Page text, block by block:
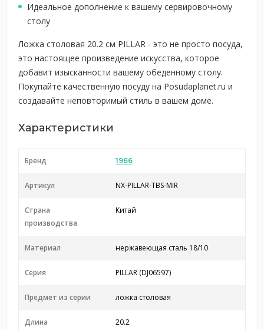
Идеальное дополнение к вашему сервировочному
столу
Ложка столовая 20.2 см PILLAR - это не просто посуда,
это настоящее произведение искусства, которое
добавит изысканности вашему обеденному столу.
Покупайте качественную посуду на Posudaplanet.ru и
создавайте неповторимый стиль в вашем доме.
Характеристики
Бренд 1966
Артикул NX-PILLAR-TBS-MIR
Страна
производства
Китай
Материал нержавеющая сталь 18/10
Серия PILLAR (DJ06597)
Предмет из серии ложка столовая
Длина 20.2